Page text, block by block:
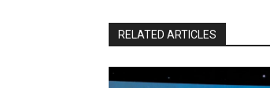
RELATED ARTICLES